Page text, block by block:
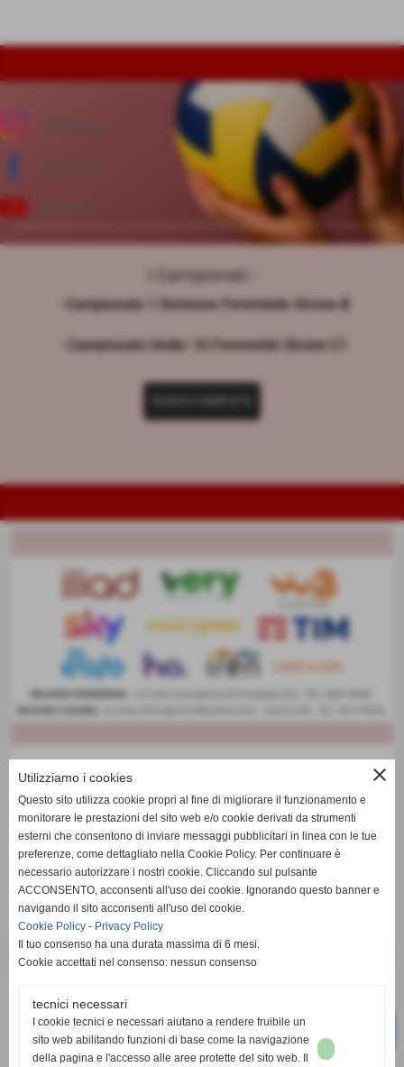
I Campionati :
- Campionato 1 Divisione Femminile Girone B
- Campionato Under 16 Femminile Girone C1
close
Utilizziamo i cookies
Questo sito utilizza cookie propri al fine di migliorare il funzionamento e
monitorare le prestazioni del sito web e/o cookie derivati da strumenti
esterni che consentono di inviare messaggi pubblicitari in linea con le tue
preferenze, come dettagliato nella Cookie Policy. Per continuare è
necessario autorizzare i nostri cookie. Cliccando sul pulsante
ACCONSENTO, acconsenti all'uso dei cookie. Ignorando questo banner e
navigando il sito acconsenti all'uso dei cookie.
Cookie Policy - Privacy Policy
Il tuo consenso ha una durata massima di 6 mesi.
Cookie accettati nel consenso: nessun consenso
tecnici necessari
I cookie tecnici e necessari aiutano a rendere fruibile un
sito web abilitando funzioni di base come la navigazione
della pagina e l'accesso alle aree protette del sito web. Il